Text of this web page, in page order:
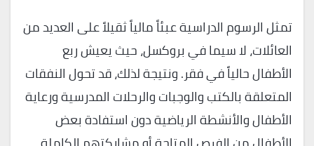
تمثل الرسوم الدراسية عبئاً مالياً ثقيلاً على العديد من
العائلات، لا سيما في بروكسل، حيث يعيش ربع
الأطفال حالياً في فقر. ونتيجة لذلك، قد تحول النفقات
المتعلقة بالكتب والوجبات والرحلات المدرسية ورعاية
الأطفال والأنشطة الرياضية دون استفادة بعض